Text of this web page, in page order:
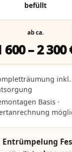
befüllt
ab ca.
600 – 2 300
inkl.
Basis ·
Entrümpelung